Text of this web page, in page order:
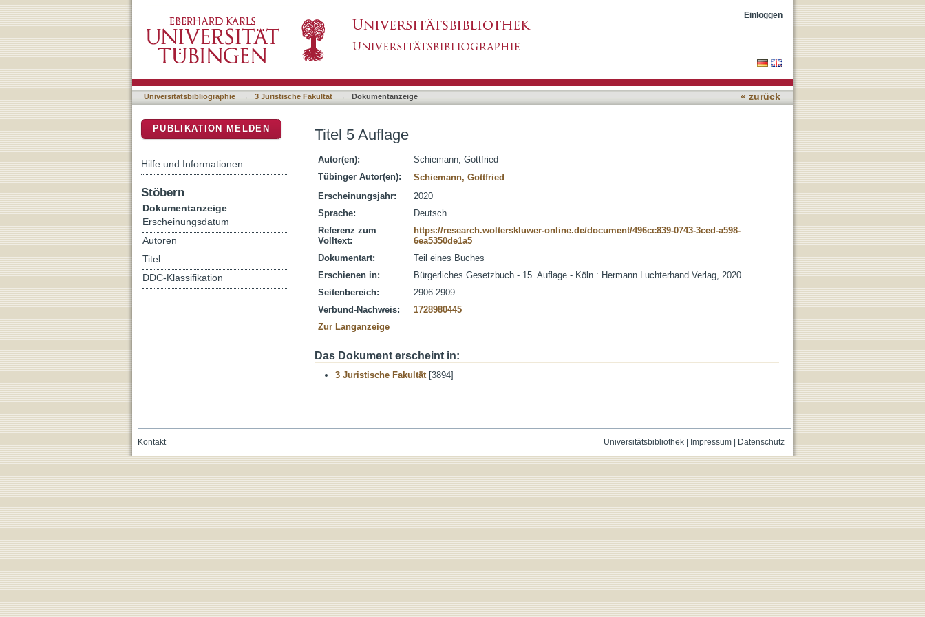
Einloggen
Universitätsbibliographie → 3 Juristische Fakultät → Dokumentanzeige « zurück
Titel 5 Auflage
Autor(en):
Schiemann, Gottfried
Tübinger Autor(en):
Schiemann, Gottfried
Erscheinungsjahr:
2020
Sprache:
Deutsch
Referenz zum
Volltext:
https://research.wolterskluwer-online.de/document/496cc839-0743-3ced-a598-
6ea5350de1a5
Dokumentart:
Teil eines Buches
Erschienen in:
Bürgerliches Gesetzbuch - 15. Auflage - Köln : Hermann Luchterhand Verlag, 2020
Seitenbereich:
2906-2909
Verbund-Nachweis:
1728980445
Zur Langanzeige
Das Dokument erscheint in:
3 Juristische Fakultät[3894]
PUBLIKATION MELDEN
Hilfe und Informationen
Stöbern
Dokumentanzeige
Erscheinungsdatum
Autoren
Titel
DDC-Klassifikation
Universitätsbibliothek| Impressum| Datenschutz
Kontakt